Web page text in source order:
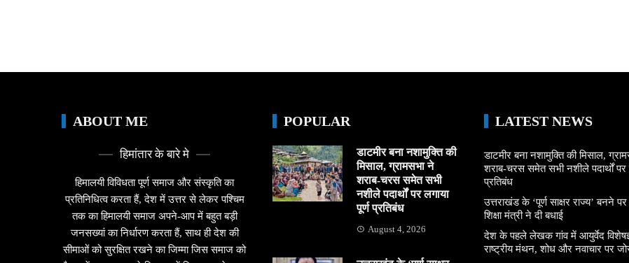
ABOUT ME
हिमांतार के बारे मे
हिमालयी विविधता पूर्ण समाज और संस्कृति का
प्रतिनिधित्व करता हैं, देश में उत्तर से लेकर पश्चिम
तक का हिमालयी समाज अपने-आप में बहुत बड़ी
जनसख्यां का निर्धारण करता हैं, साथ ही देश की
सीमाओं को सुरक्षित रखने का जिम्मा जिस समाज को
POPULAR
डाटमीर बना नशामुक्ति की
मिसाल, ग्रामसभा ने
शराब-चरस समेत सभी
नशीले पदार्थों पर लगाया
पूर्ण प्रतिबंध
August 4, 2026
LATEST NEWS
डाटमीर बना नशामुक्ति की मिसाल,
शराब-चरस समेत सभी नशीले पदार्थों पर
प्रतिबंध
उत्तराखंड के ‘पूर्ण साक्षर राज्य’ बनने
शिक्षा मंत्री ने दी बधाई
देश के पहले लेखक गांव में आयुर्वेद
राष्ट्रीय मंथन, शोध और नवाचार पर